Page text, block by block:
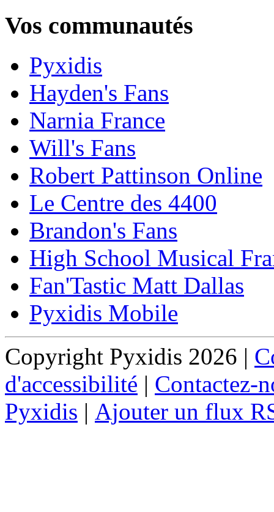
Vos communautés
Pyxidis
Hayden's Fans
Narnia France
Will's Fans
Robert Pattinson Online
Le Centre des 4400
Brandon's Fans
High School Musical
Fan'Tastic Matt Dallas
Pyxidis Mobile
Copyright Pyxidis 2026 |
d'accessibilité | Contactez-
Pyxidis | Ajouter un flux